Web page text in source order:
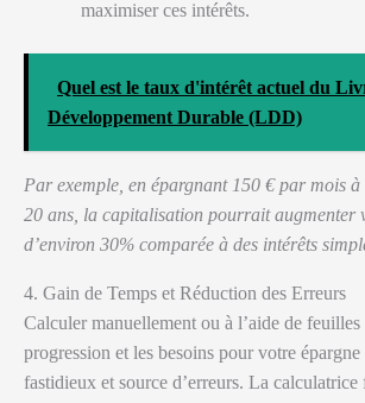
maximiser ces intérêts.
Quel est le taux d'intérêt actuel du
Développement Durable (LDD)
Par exemple, en épargnant 150 € par mois
20 ans, la capitalisation pourrait augmenter
d’environ 30% comparée à des intérêts
4. Gain de Temps et Réduction des Erreurs
Calculer manuellement ou à l’aide de
progression et les besoins pour votre épargne
fastidieux et source d’erreurs. La calculatrice